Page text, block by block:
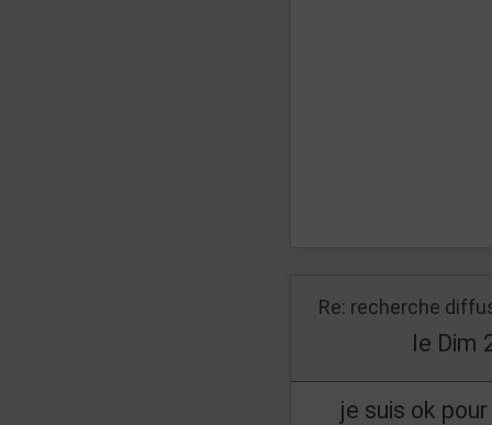
Re: recherche
le Dim
je suis ok